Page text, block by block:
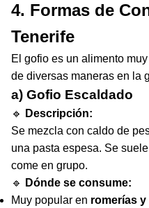
4. Formas de
Tenerife
El gofio es un alimento
de diversas maneras en la
a) Gofio Escaldado
🔹
Descripción:
Se mezcla con caldo de
una pasta espesa. Se
come en grupo.
🔹
Dónde se consume:
Muy popular en romerías